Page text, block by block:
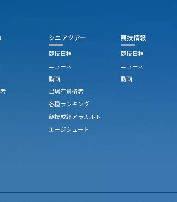
シニアツアー
競技日程
ニュース
動画
出場有資格者
各種ランキング
競技成績アラカルト
エージシュート
競技情報
競技日程
ニュース
動画